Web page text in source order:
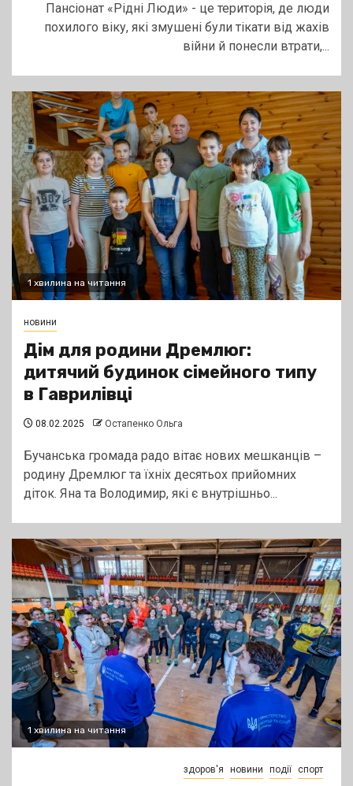
Пансіонат «Рідні Люди» - це територія, де люди
похилого віку, які змушені були тікати від жахів
війни й понесли втрати,...
1 хвилина на читання
новини
Дім для родини Дремлюг:
дитячий будинок сімейного типу
в Гаврилівці
08.02.2025 Остапенко Ольга
Бучанська громада радо вітає нових мешканців –
родину Дремлюг та їхніх десятьох прийомних
діток. Яна та Володимир, які є внутрішньо...
1 хвилина на читання
здоров'я новини події спорт